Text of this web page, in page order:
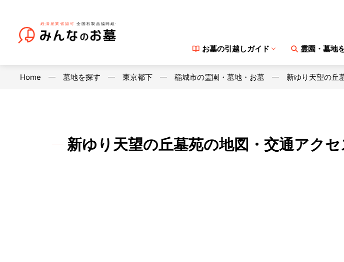
お墓の引越しガイド 霊園・墓地
Home 墓地を探す 東京都下 稲城市の霊園・墓地・お墓 新ゆり天望の丘
新ゆり天望の丘墓苑の地図・交通アクセ